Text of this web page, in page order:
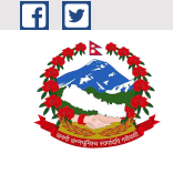
Skip to main content